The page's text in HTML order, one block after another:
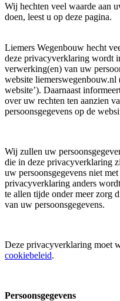
Wij hechten veel waarde aan
doen, leest u op deze pagina.
Liemers Wegenbouw hecht
deze privacyverklaring wordt
verwerking(en) van uw
website liemerswegenbouw.nl
website’). Daarnaast
over uw rechten ten aanzien
persoonsgegevens op de
Wij zullen uw
die in deze privacyverklaring
uw persoonsgegevens niet
privacyverklaring anders
te allen tijde onder meer zorg
van uw persoonsgegevens.
Deze privacyverklaring moet
cookiebeleid.
Persoonsgegevens